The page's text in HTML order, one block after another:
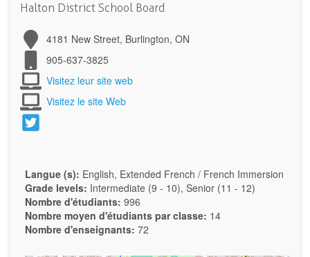
Halton District School Board
4181 New Street, Burlington, ON
905-637-3825
Visitez leur site web
Visitez le site Web
Langue (s): English, Extended French / French Immersion
Grade levels: Intermediate (9 - 10), Senior (11 - 12)
Nombre d'étudiants: 996
Nombre moyen d'étudiants par classe: 14
Nombre d'enseignants: 72